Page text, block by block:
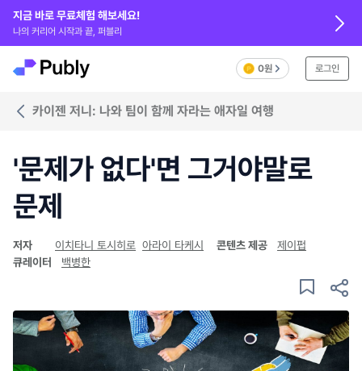
지금 바로 무료체험 해보세요!
나의 커리어 시작과 끝, 퍼블리
0원 로그인
카이젠 저니: 나와 팀이 함께 자라는 애자일 여행
'문제가 없다'면 그거야말로
문제
저자 이치타니 토시히로 아라이 타케시 콘텐츠 제공
제이펍
큐레이터
백병한